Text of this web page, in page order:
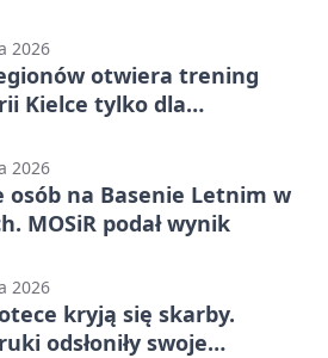
2026
otwiera trening
Kielce tylko dla
2026
osób na Basenie Letnim w
MOSiR podał wynik
2026
kryją się skarby.
odsłoniły swoje